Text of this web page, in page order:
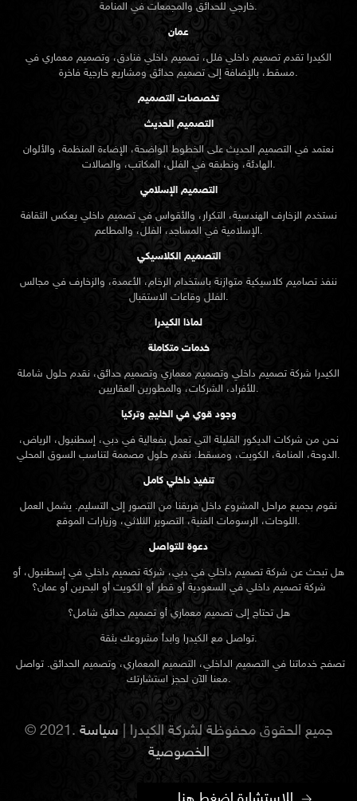
خارجي للحدائق والمجمعات في المنامة.
عمان
الكيدرا تقدم تصميم داخلي فلل، تصميم داخلي فنادق، وتصميم معماري في
مسقط، بالإضافة إلى تصميم حدائق ومشاريع خارجية فاخرة.
تخصصات التصميم
التصميم الحديث
نعتمد في التصميم الحديث على الخطوط الواضحة، الإضاءة المنظمة، والألوان
الهادئة، ونطبقه في الفلل، المكاتب، والصالات.
التصميم الإسلامي
نستخدم الزخارف الهندسية، التكرار، والأقواس في تصميم داخلي يعكس الثقافة
الإسلامية في المساجد، الفلل، والمطاعم.
التصميم الكلاسيكي
ننفذ تصاميم كلاسيكية متوازنة باستخدام الرخام، الأعمدة، والزخارف في مجالس
الفلل وقاعات الاستقبال.
لماذا الكيدرا
خدمات متكاملة
الكيدرا شركة تصميم داخلي وتصميم معماري وتصميم حدائق، نقدم حلول شاملة
للأفراد، الشركات، والمطورين العقاريين.
وجود قوي في الخليج وتركيا
نحن من شركات الديكور القليلة التي تعمل بفعالية في دبي، إسطنبول، الرياض،
الدوحة، المنامة، الكويت، ومسقط. نقدم حلول مصممة لتناسب السوق المحلي.
تنفيذ داخلي كامل
نقوم بجميع مراحل المشروع داخل فريقنا من التصور إلى التسليم. يشمل العمل
اللوحات، الرسومات الفنية، التصوير الثلاثي، وزيارات الموقع.
دعوة للتواصل
هل تبحث عن شركة تصميم داخلي في دبي، شركة تصميم داخلي في إسطنبول، أو
شركة تصميم داخلي في السعودية أو قطر أو الكويت أو البحرين أو عمان؟
هل تحتاج إلى تصميم معماري أو تصميم حدائق شامل؟
تواصل مع الكيدرا وابدأ مشروعك بثقة.
معنا الآن لحجز استشارتك.
© 2021. جميع الحقوق محفوظة لشركة الكيدرا | سياسة
الخصوصية